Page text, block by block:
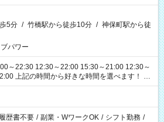
5分 / 竹橋駅から徒歩10分 / 神保町駅から徒
パワー
～22:30 12:30～22:00 15:30～21:00 12:30～
べます！ ※
可能性があります
履歴書不要 / 副業・WワークOK / シフト勤務 /